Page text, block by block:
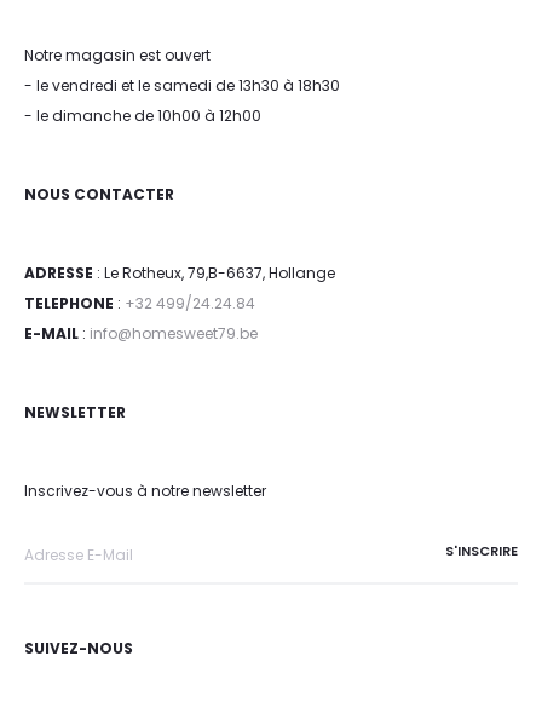
Notre magasin est ouvert
- le vendredi et le samedi de 13h30 à 18h30
- le dimanche de 10h00 à 12h00
NOUS CONTACTER
ADRESSE : Le Rotheux, 79,B-6637, Hollange
TELEPHONE : +32 499/24.24.84
E-MAIL : info@homesweet79.be
NEWSLETTER
Inscrivez-vous à notre newsletter
SUIVEZ-NOUS